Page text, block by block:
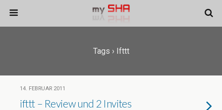
Tags › Ifttt
14. FEBRUAR 2011
ifttt – Review und 2 Invites